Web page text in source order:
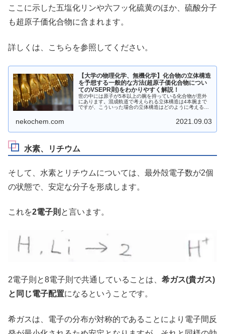
ここに示した五塩化リンや六フッ化硫黄のほか、硫酸分子
も超原子価化合物に含まれます。
詳しくは、こちらを参照してください。
【大学の物理化学、無機化学】化合物の立体構造
を予想する一般的な方法(超原子価化合物につい
てのVSEPR則)をわかりやすく解説！
世の中には原子が5本以上の腕を持っている化合物が意外
にあります。混成軌道で考えられる立体構造は4本腕まで
ですが、こういった場合の立体構造はどのように考えるの
造を予想する考え方を丁寧に解説しています。ぜひご覧く
nekochem.com 2021.09.03
水素、リチウム
そして、水素とリチウムについては、最外殻電子数が2個
の状態で、安定な分子を形成します。
これを2電子則 と言います。
2電子則と8電子則で共通していることは、 希ガス(貴ガス)
と同じ電子配置になるということです。
希ガスは、電子の分布が対称的であることにより電子間反